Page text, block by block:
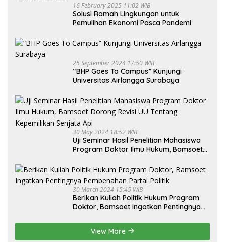
16 February 2025 11:02 WIB
Solusi Ramah Lingkungan untuk
Pemulihan Ekonomi Pasca Pandemi
25 September 2024 17:50 WIB
“BHP Goes To Campus” Kunjungi
Universitas Airlangga Surabaya
30 May 2024 18:52 WIB
Uji Seminar Hasil Penelitian Mahasiswa
Program Doktor Ilmu Hukum, Bamsoet
Senjata Api
30 March 2024 15:45 WIB
Berikan Kuliah Politik Hukum Program
Doktor, Bamsoet Ingatkan Pentingnya
View More